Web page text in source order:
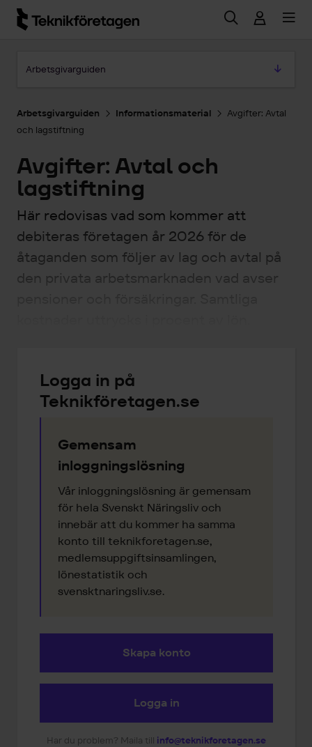
Hoppa till huvudinnehåll
Arbetsgivarguiden Informationsmaterial
Avgifter: Avtal
och lagstiftning
Avgifter: Avtal och
lagstiftning
Här redovisas vad som kommer att
debiteras företagen år 2026 för de
åtaganden som följer av lag och avtal på
den privata arbetsmarknaden vad avser
Logga in på
Teknikföretagen.se
Gemensam
inloggningslösning
Vår inloggningslösning är gemensam
för hela Svenskt Näringsliv och
innebär att du kommer ha samma
konto till teknikforetagen.se,
medlemsuppgiftsinsamlingen,
lönestatistik och
svensktnaringsliv.se.
Skapa konto
Logga in
Har du problem? Maila till info@teknikforetagen.se
Arbetsgivarguiden